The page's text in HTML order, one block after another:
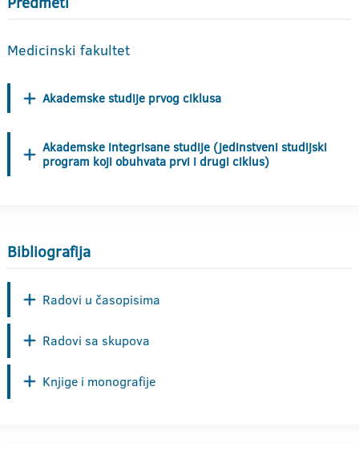
Medicinski fakultet
Akademske studije prvog ciklusa
Akademske integrisane studije (jedinstveni studijski
program koji obuhvata prvi i drugi ciklus)
Bibliografija
Radovi u časopisima
Radovi sa skupova
Knjige i monografije